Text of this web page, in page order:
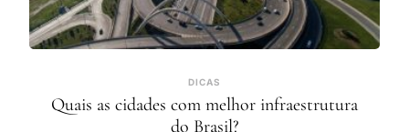
DICAS
Quais as cidades com melhor infraestrutura
do Brasil?